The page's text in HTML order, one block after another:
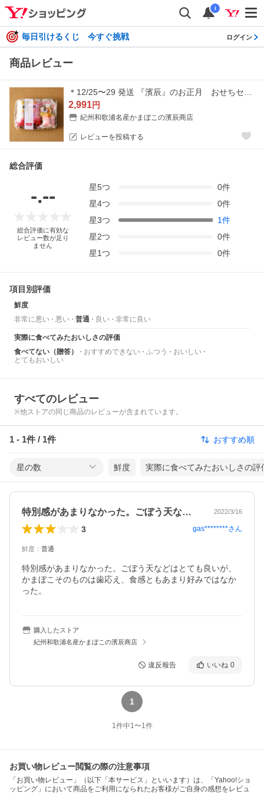
i
毎日引けるくじ 今すぐ挑戦 ログイン
商品レビュー
2,991円
紀州和歌浦名産かまぼこの濱辰商店
レビューを投稿する
総合評価
-.--
総合評価に有効な
レビュー数が足り
ません
星5つ 0件
星4つ 0件
星3つ 1件
星2つ 0件
星1つ 0件
項目別評価
鮮度
非常に悪い
悪い 普通 良い 非常に良い
実際に食べてみたおいしさの評価
食べてない（贈答）
おすすめできない ふつう
おいしい
とてもおいしい
すべてのレビュー
※他ストアの同じ商品のレビューが含まれています。
1 - 1件 / 1件 おすすめ順
星の数 鮮度 実際に食べてみたおいしさの評
特別感があまりなかった。ごぼう天などは… 2022/3/16
3 gas********さん
鮮度 ： 普通
特別感があまりなかった。ごぼう天などはとても良いが、
かまぼこそのものは歯応え、食感ともあまり好みではなか
った。
購入したストア
紀州和歌浦名産かまぼこの濱辰商店
違反報告 いいね 0
1
1件中1〜1件
お買い物レビュー閲覧の際の注意事項
「お買い物レビュー」（以下「本サービス」といいます）は、「Yahoo!ショ
ッピング」において商品をご利用になられたお客様がご自身の感想をレビュ